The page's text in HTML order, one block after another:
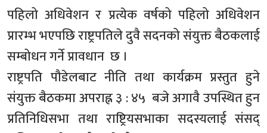
पहिलो अधिवेशन र प्रत्येक वर्षको पहिलो अधिवेशन
प्रारम्भ भएपछि राष्ट्रपतिले दुवै सदनको संयुक्त बैठकलाई
सम्बोधन गर्ने प्रावधान छ ।
राष्ट्रपति पौडेलबाट नीति तथा कार्यक्रम प्रस्तुत हुने
संयुक्त बैठकमा अपराह्न ३ : ४५ बजे अगावै उपस्थित हुन
प्रतिनिधिसभा तथा राष्ट्रियसभाका सदस्यलाई संसद्